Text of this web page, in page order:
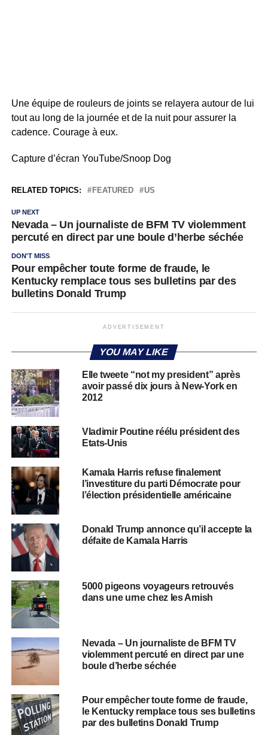
Une équipe de rouleurs de joints se relayera autour de lui
tout au long de la journée et de la nuit pour assurer la
cadence. Courage à eux.
Capture d’écran YouTube/Snoop Dog
RELATED TOPICS: FEATURED US
UP NEXT
Nevada – Un journaliste de BFM TV violemment
percuté en direct par une boule d’herbe séchée
DON'T MISS
Pour empêcher toute forme de fraude, le
Kentucky remplace tous ses bulletins par des
bulletins Donald Trump
ADVERTISEMENT
YOU MAY LIKE
Elle tweete “not my president” après
avoir passé dix jours à New-York en
2012
Vladimir Poutine réélu président des
Etats-Unis
Kamala Harris refuse finalement
l’investiture du parti Démocrate pour
l’élection présidentielle américaine
Donald Trump annonce qu’il accepte la
défaite de Kamala Harris
5000 pigeons voyageurs retrouvés
dans une urne chez les Amish
Nevada – Un journaliste de BFM TV
violemment percuté en direct par une
boule d’herbe séchée
Pour empêcher toute forme de fraude,
le Kentucky remplace tous ses bulletins
par des bulletins Donald Trump